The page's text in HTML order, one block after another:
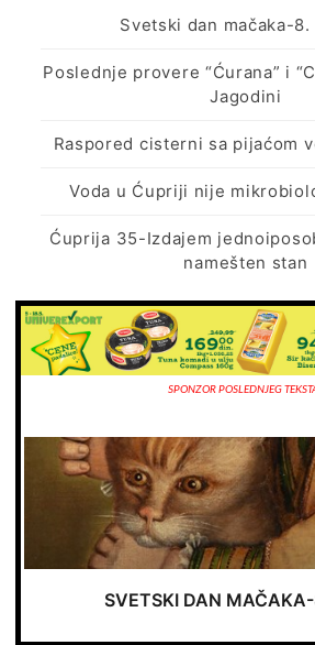
Svetski dan mačaka-
Poslednje provere “Ćurana” i
Jagodini
Raspored cisterni sa pijaćom
Voda u Ćupriji nije
Ćuprija 35-Izdajem
namešten stan
NAJNOVIJE
Pošalji vest ili
SPONZOR POSLEDNJEG
SVETSKI DAN